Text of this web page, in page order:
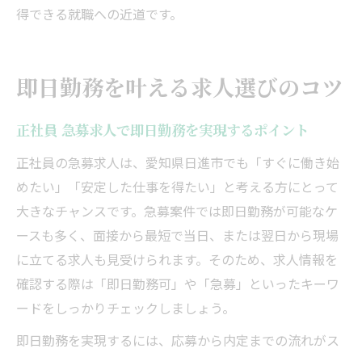
得できる就職への近道です。
即日勤務を叶える求人選びのコツ
正社員 急募求人で即日勤務を実現するポイント
正社員の急募求人は、愛知県日進市でも「すぐに働き始
めたい」「安定した仕事を得たい」と考える方にとって
大きなチャンスです。急募案件では即日勤務が可能なケ
ースも多く、面接から最短で当日、または翌日から現場
に立てる求人も見受けられます。そのため、求人情報を
確認する際は「即日勤務可」や「急募」といったキーワ
ードをしっかりチェックしましょう。
即日勤務を実現するには、応募から内定までの流れがス